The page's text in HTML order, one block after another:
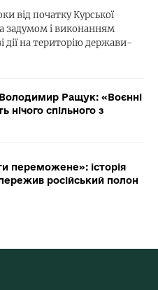
від початку Курської
задумом і виконанням
дії на територію держави-
Ращук: «Воєнні
спільного з
переможене»: історія
російський полон